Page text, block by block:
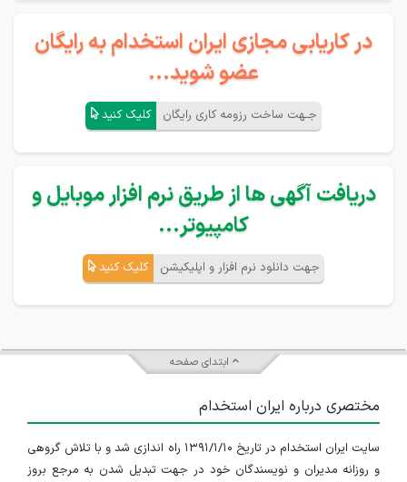
در کاریابی مجازی ایران استخدام به رایگان
عضو شوید...
جـهت ساخت رزومه کاری رایگان کلیک کنید
دریافت آگهی ها از طریق نرم افزار موبایل و
کامپیوتر...
جهت دانلود نرم افزار و اپلیکیشن کلیک کنید
ابتدای صفحه
مختصری درباره ایران استخدام
سایت ایران استخدام در تاریخ ۱۳۹۱/۱/۱۰ راه اندازی شد و با تلاش گروهی
و روزانه مدیران و نویسندگان خود در جهت تبدیل شدن به مرجع بروز